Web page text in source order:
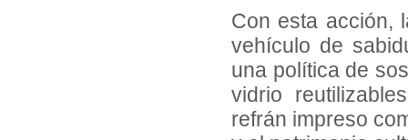
Con esta acción,
vehículo de
una política de
vidrio
refrán impreso